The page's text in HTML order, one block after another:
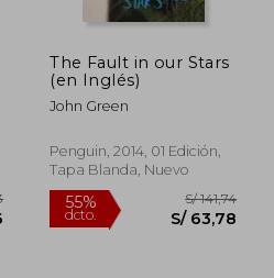
The Fault in our Stars
(en Inglés)
John Green
Penguin, 2014, 01 Edición,
Tapa Blanda, Nuevo